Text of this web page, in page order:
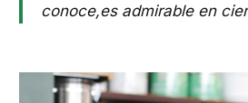
conoce,es admirable en